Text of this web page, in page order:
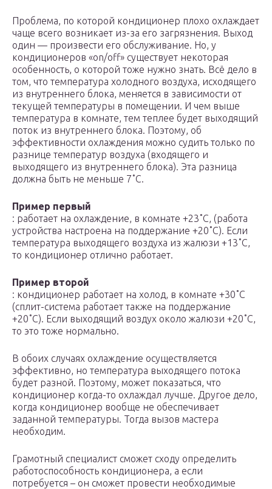
Проблема, по которой кондиционер плохо охлаждает
чаще всего возникает из-за его загрязнения. Выход
один — произвести его обслуживание. Но, у
кондиционеров «on/off» существует некоторая
особенность, о которой тоже нужно знать. Всё дело в
том, что температура холодного воздуха, исходящего
из внутреннего блока, меняется в зависимости от
текущей температуры в помещении. И чем выше
температура в комнате, тем теплее будет выходящий
поток из внутреннего блока. Поэтому, об
эффективности охлаждения можно судить только по
разнице температур воздуха (входящего и
выходящего из внутреннего блока). Эта разница
должна быть не меньше 7˚C.
Пример первый
: работает на охлаждение, в комнате +23˚C, (работа
устройства настроена на поддержание +20˚C). Если
температура выходящего воздуха из жалюзи +13˚C,
то кондиционер отлично работает.
Пример второй
: кондиционер работает на холод, в комнате +30˚C
(сплит-система работает также на поддержание
+20˚C). Если выходящий воздух около жалюзи +20˚C,
то это тоже нормально.
В обоих случаях охлаждение осуществляется
эффективно, но температура выходящего потока
будет разной. Поэтому, может показаться, что
кондиционер когда-то охлаждал лучше. Другое дело,
когда кондиционер вообще не обеспечивает
заданной температуры. Тогда вызов мастера
необходим.
Грамотный специалист сможет сходу определить
работоспособность кондиционера, а если
потребуется – он сможет провести необходимые